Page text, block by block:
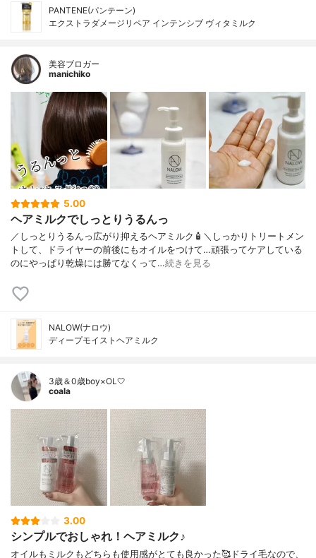
PANTENE(パンテーン)
エクストラダメージリペア インテンシブ ヴィタミルク
美容ブロガー
manichiko
5.00
ヘアミルクでしっとりうるんっ
／しっとりうるんっ広がり抑えるヘアミルク🧴＼しっかりトリートメン
トして、ドライヤーの前後にもオイルをつけて…頑張ってケアしている
のにやっぱり乾燥には勝てなくって…続きを見る
NALOW(ナロウ)
ディープモイストヘアミルク
3歳＆0歳boy×OL🤍
coala
3.00
シンプルでおしゃれ！ヘアミルク♪
オイルもミルクもどちらも使用感がとても良かった🥰ドライ毛なので、